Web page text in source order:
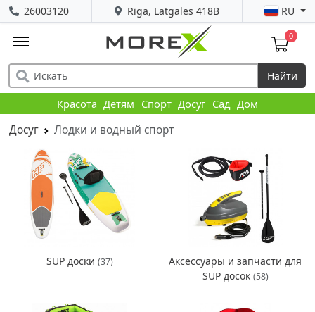
Rīga, Latgales 418B
26003120 RU
0
Найти
Красота Детям Спорт Досуг Сад Дом
Досуг Лодки и водный спорт
SUP доски (37)
Аксессуары и запчасти для
SUP досок (58)